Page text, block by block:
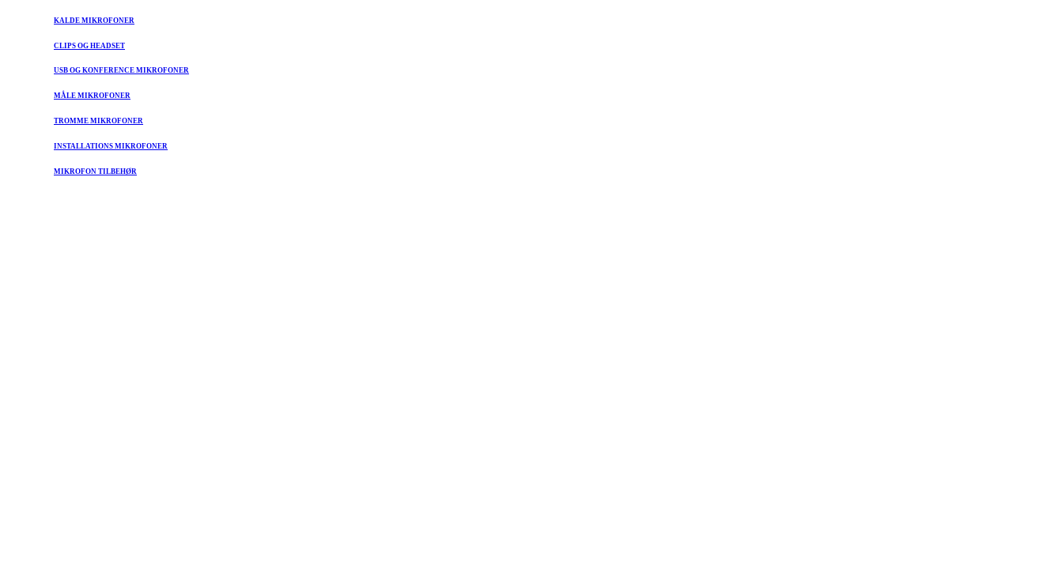
KALDE MIKROFONER
CLIPS OG HEADSET
USB OG KONFERENCE MIKROFONER
MÅLE MIKROFONER
TROMME MIKROFONER
INSTALLATIONS MIKROFONER
MIKROFON TILBEHØR